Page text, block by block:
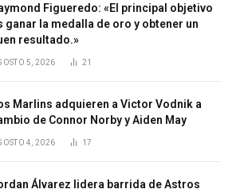
Figueredo: «El principal objetivo
ganar la medalla de oro y obtener un
resultado.»
5, 2026 21
Marlins adquieren a Victor Vodnik a
de Connor Norby y Aiden May
4, 2026 17
Álvarez lidera barrida de Astros